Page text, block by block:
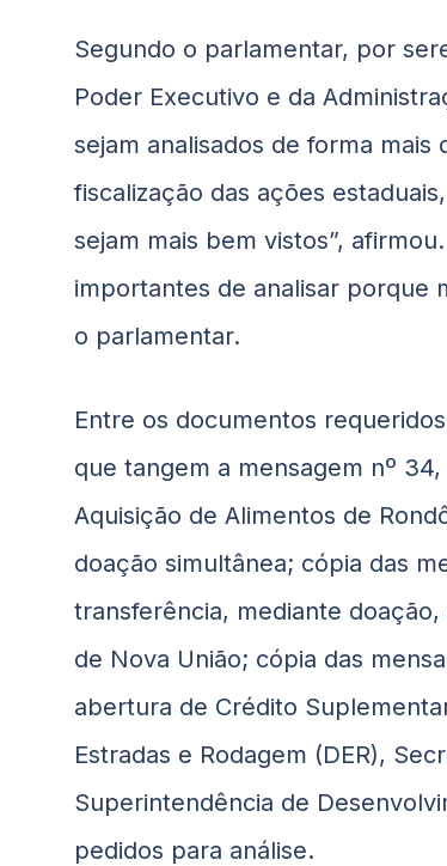
Segundo o parlamentar, por
Poder Executivo e da
sejam analisados de forma
fiscalização das ações
sejam mais bem vistos”,
importantes de analisar porque
o parlamentar.
Entre os documentos
que tangem a mensagem nº
Aquisição de Alimentos de
doação simultânea; cópia das
transferência, mediante
de Nova União; cópia das
abertura de Crédito
Estradas e Rodagem (DER),
Superintendência de
pedidos para análise.